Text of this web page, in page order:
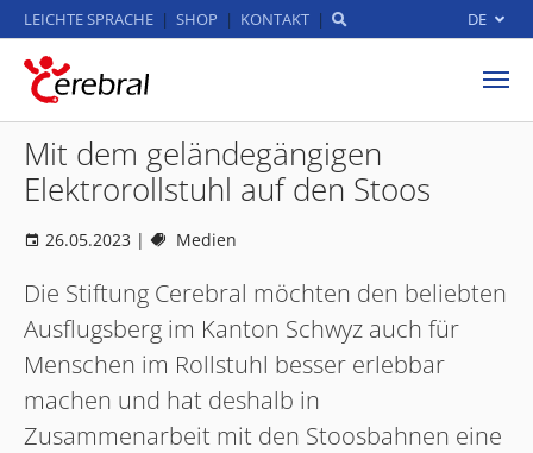
LEICHTE SPRACHE SHOP KONTAKT DE
Mit dem geländegängigen
Elektrorollstuhl auf den Stoos
26.05.2023 | Medien
Die Stiftung Cerebral möchten den beliebten
Ausflugsberg im Kanton Schwyz auch für
Menschen im Rollstuhl besser erlebbar
machen und hat deshalb in
Zusammenarbeit mit den Stoosbahnen eine